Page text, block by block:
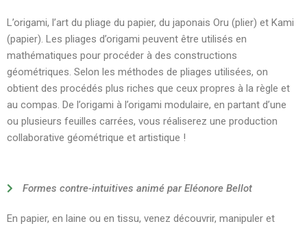
L’origami, l’art du pliage du papier, du japonais Oru (plier) et Kami
(papier). Les pliages d’origami peuvent être utilisés en
mathématiques pour procéder à des constructions
géométriques. Selon les méthodes de pliages utilisées, on
obtient des procédés plus riches que ceux propres à la règle et
au compas. De l’origami à l’origami modulaire, en partant d’une
ou plusieurs feuilles carrées, vous réaliserez une production
collaborative géométrique et artistique !
Formes contre-intuitives animé par Eléonore Bellot
En papier, en laine ou en tissu, venez découvrir, manipuler et